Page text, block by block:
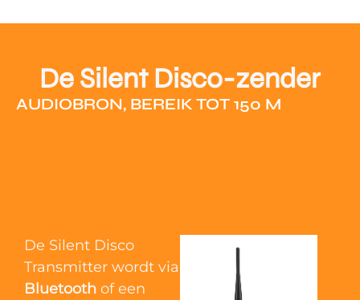
De Silent Disco-zender
AUDIOBRON, BEREIK TOT 150 M
De Silent Disco
Transmitter wordt via
Bluetooth of een